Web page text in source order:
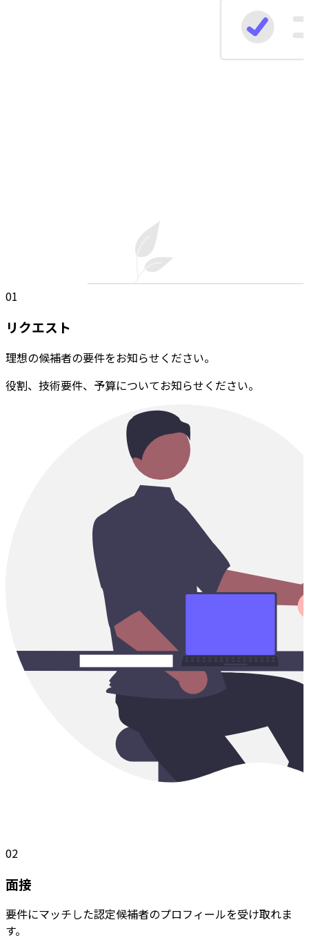
01
リクエスト
理想の候補者の要件をお知らせください。
役割、技術要件、予算についてお知らせください。
02
面接
要件にマッチした認定候補者のプロフィールを受け取れま
す。